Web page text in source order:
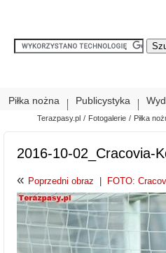
Piłka nożna Publicystyka
Terazpasy.pl / Fotogalerie / Piłka
2016-10-02_Cracovia-
« Poprzedni obraz FOTO: